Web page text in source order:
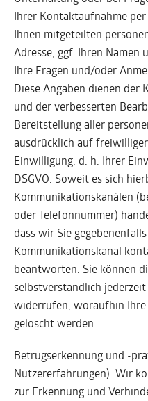
Ihrer Kontaktaufnahme
Ihnen mitgeteilten
Adresse, ggf. Ihren Namen
Ihre Fragen und/oder
Diese Angaben dienen der
und der verbesserten
Bereitstellung aller
ausdrücklich auf
Einwilligung, d. h. Ihrer
DSGVO. Soweit es sich
Kommunikationskanälen
oder Telefonnummer)
dass wir Sie
Kommunikationskanal
beantworten. Sie können
selbstverständlich
widerrufen, woraufhin Ihre
gelöscht werden.
Betrugserkennung und -
Nutzererfahrungen): Wir
zur Erkennung und